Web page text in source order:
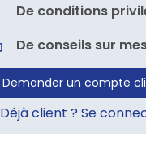
De conditions
De conseils sur
Demander un compte
Déjà client ? Se